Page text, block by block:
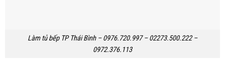
Làm tủ bếp TP Thái Bình – 0976.720.997 – 02273.500.222 –
0972.376.113